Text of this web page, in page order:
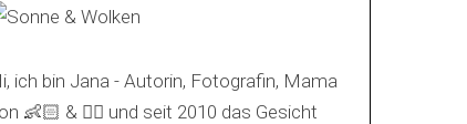
ich bin Jana - Autorin, Fotografin, Mama
👶🏻 & 🐕‍🦺 und seit 2010 das Gesicht